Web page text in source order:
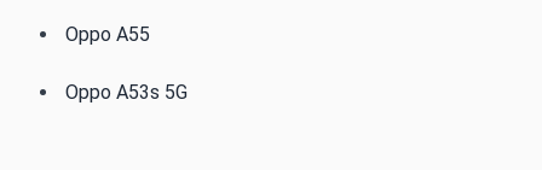
Oppo A55‌‌
Oppo A53s 5G